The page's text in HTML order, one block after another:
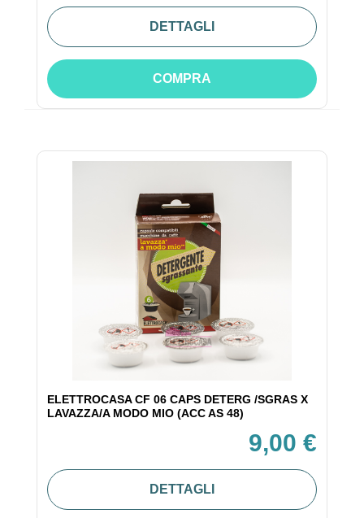
DETTAGLI
COMPRA
ELETTROCASA CF 06 CAPS DETERG /SGRAS X
LAVAZZA/A MODO MIO (ACC AS 48)
9,00 €
DETTAGLI